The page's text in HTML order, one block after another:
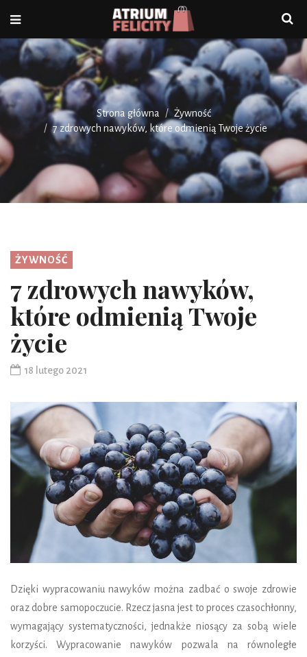
Strona główna
Żywność
7 zdrowych nawyków, które odmienią Twoje życie
ŻYWNOŚĆ
7 zdrowych nawyków,
które odmienią Twoje
życie
18 lutego 2021
Dzięki wypracowaniu nawyków można zadbać o swoje zdrowie
oraz dobre samopoczucie. Rzecz jasna jest to proces czasochłonny,
wymagający systematyczności, jednakże niosący za sobą wiele
korzyści. Wypracowanie nawyków pozwala na równoległe